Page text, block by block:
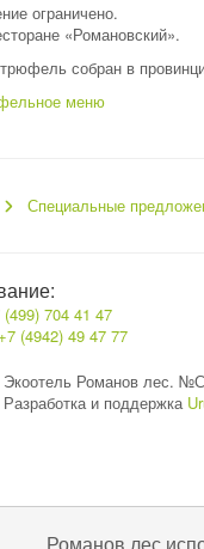
ограничено.
«Романовский».
собран в
меню
Специальные
704 41 47
(4942) 49 47 77
Экоотель Романов лес.
и поддержка